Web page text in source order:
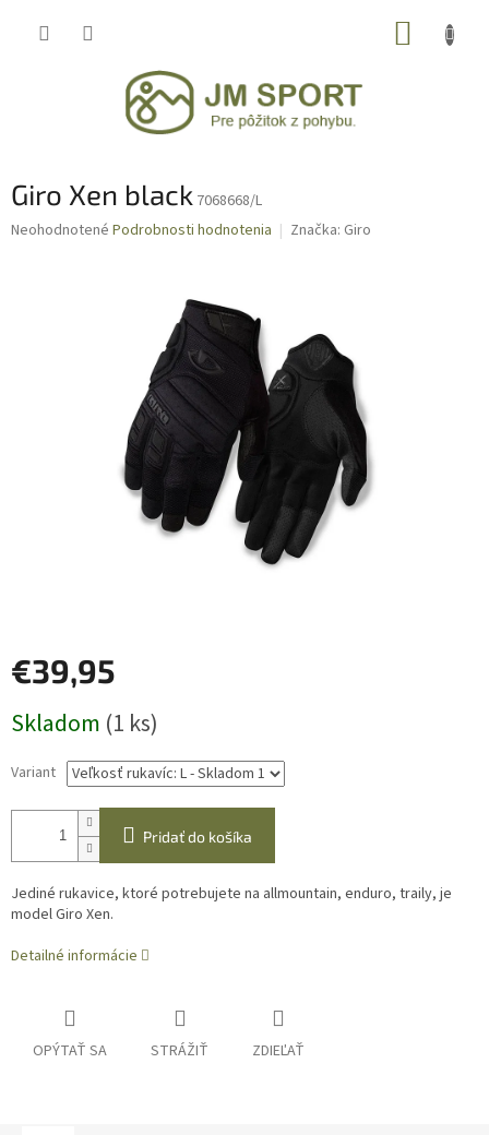
Giro Xen black 7068668/L
Priemerné
Neohodnotené Podrobnosti hodnotenia Značka: Giro
€39,95
cena:
Skladom (1 ks)
Variant
Pridať do košíka
Jediné rukavice, ktoré potrebujete na allmountain, enduro, traily, je
model Giro Xen.
Detailné informácie
OPÝTAŤ SA STRÁŽIŤ ZDIEĽAŤ